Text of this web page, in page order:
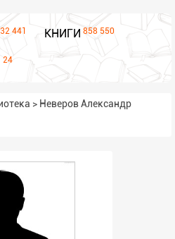
441 КНИГИ 858 550
24
> Неверов Александр